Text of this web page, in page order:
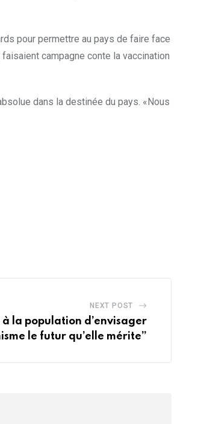
pour permettre au pays de faire face
campagne conte la vaccination
dans la destinée du pays. «Nous
NEXT POST
la population d’envisager
le futur qu’elle mérite”